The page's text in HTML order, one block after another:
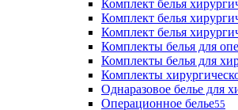
Комплект белья
Комплект белья
Комплект белья
Комплекты белья для
Комплекты белья для
Комплекты
Однаразовое белье для
Операционное белье55